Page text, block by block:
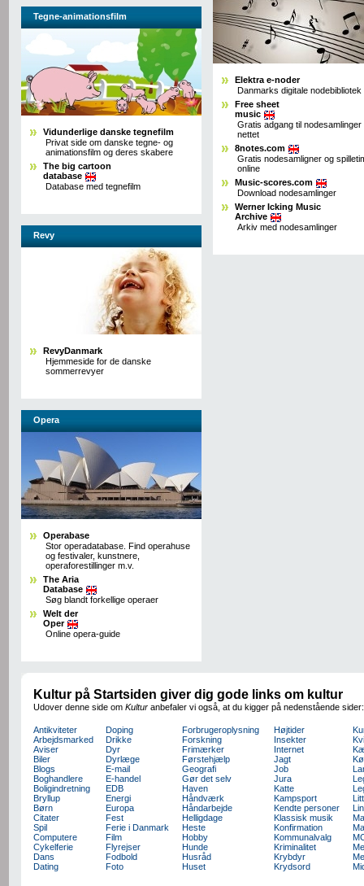
Tegne-animationsfilm
Vidunderlige danske tegnefilm
Privat side om danske tegne- og
animationsfilm og deres skabere
The big cartoon
database
Database med tegnefilm
Revy
RevyDanmark
Hjemmeside for de danske
sommerrevyer
Opera
Operabase
Stor operadatabase. Find operahuse
og festivaler, kunstnere,
operaforestillinger m.v.
The Aria
Database
Søg blandt forkellige operaer
Welt der
Oper
Online opera-guide
Elektra e-noder
Danmarks digitale nodebibliotek
Free sheet
music
Gratis adgang til nodesamlinger
nettet
8notes.com
Gratis nodesamligner og
online
Music-scores.com
Download nodesamlinger
Werner Icking Music
Archive
Arkiv med nodesamlinger
Kultur på Startsiden giver dig gode links om kultur
Udover denne side om Kultur anbefaler vi også, at du kigger på nedenstående sider:
Antikviteter
Arbejdsmarked
Aviser
Biler
Blogs
Boghandlere
Boligindretning
Bryllup
Børn
Citater
Spil
Computere
Cykelferie
Dans
Dating
Doping
Drikke
Dyr
Dyrlæge
E-mail
E-handel
EDB
Energi
Europa
Fest
Ferie i Danmark
Film
Flyrejser
Fodbold
Foto
Forbrugeroplysning
Forskning
Frimærker
Førstehjælp
Geografi
Gør det selv
Haven
Håndværk
Håndarbejde
Helligdage
Heste
Hobby
Hunde
Husråd
Huset
Højtider
Insekter
Internet
Jagt
Job
Jura
Katte
Kampsport
Kendte personer
Klassisk musik
Konfirmation
Kommunalvalg
Kriminalitet
Krybdyr
Krydsord